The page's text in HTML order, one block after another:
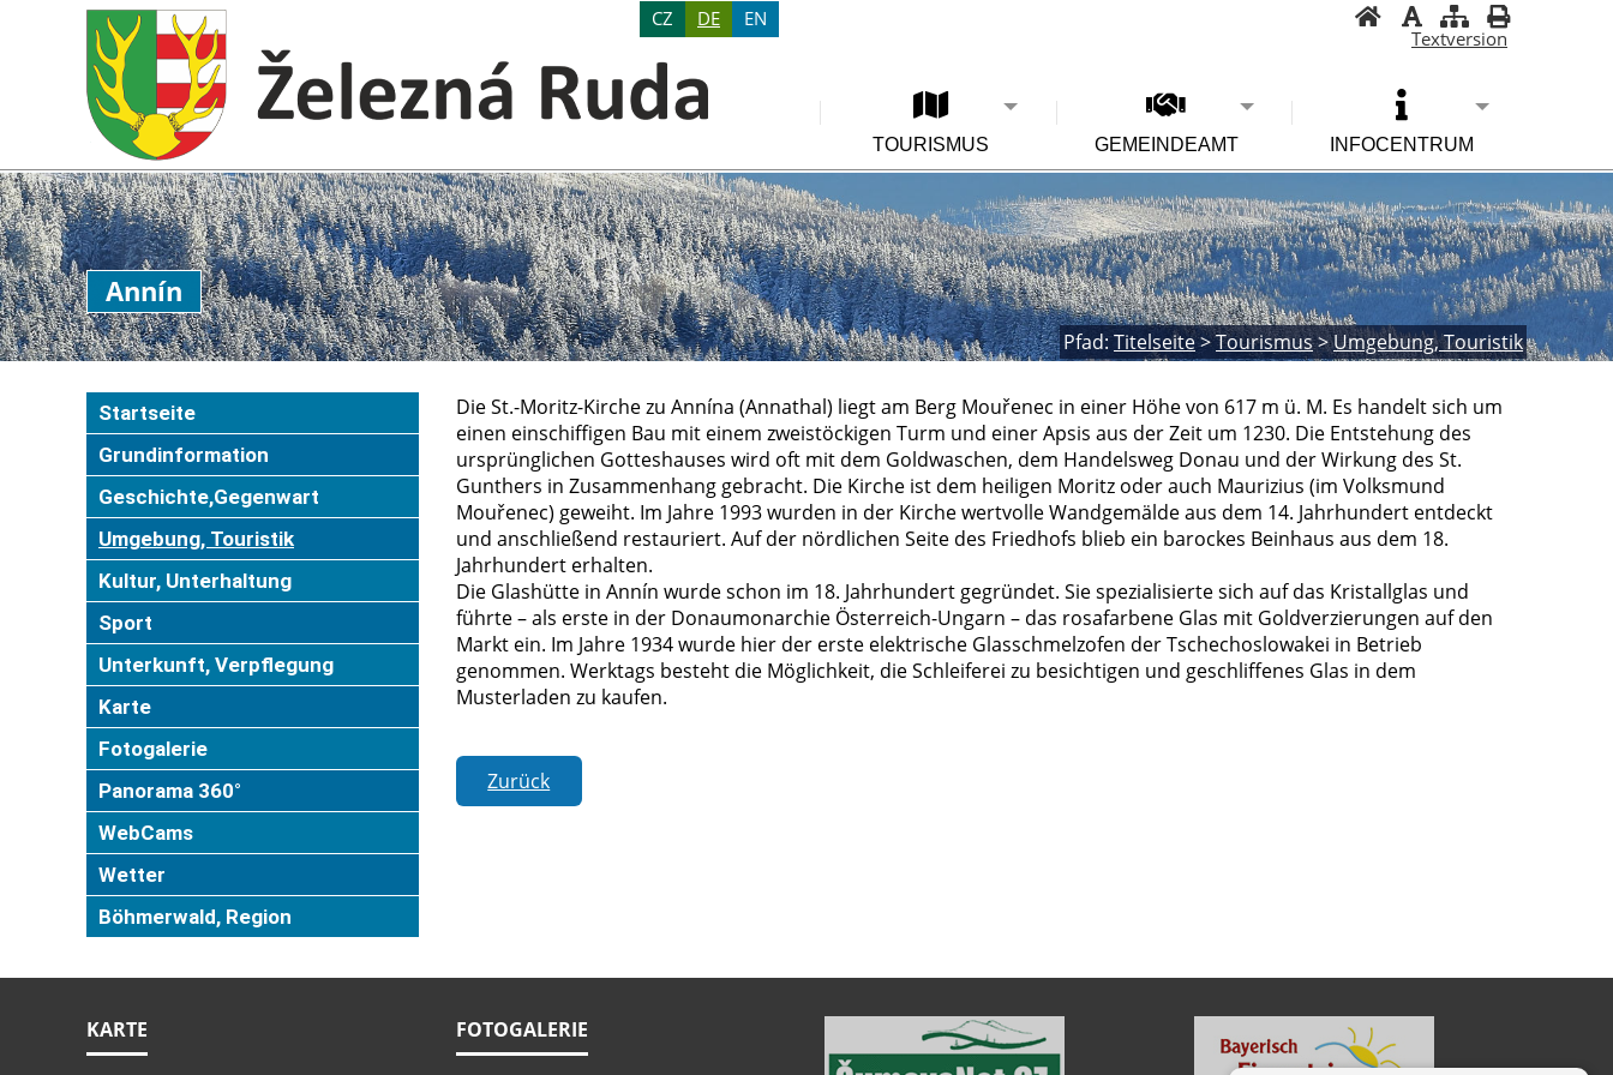
CZ DE EN
Textversion
TOURISMUS GEMEINDEAMT INFOCENTRUM
Annín
Pfad: Titelseite>Tourismus>Umgebung, Touristik
Startseite
Grundinformation
Geschichte,Gegenwart
Umgebung, Touristik
Kultur, Unterhaltung
Sport
Unterkunft, Verpflegung
Karte
Fotogalerie
Panorama 360°
WebCams
Wetter
Böhmerwald, Region
Die St.-Moritz-Kirche zu Annína (Annathal) liegt am Berg Mouřenec in einer Höhe von 617 m ü. M. Es handelt sich um
einen einschiffigen Bau mit einem zweistöckigen Turm und einer Apsis aus der Zeit um 1230. Die Entstehung des
ursprünglichen Gotteshauses wird oft mit dem Goldwaschen, dem Handelsweg Donau und der Wirkung des St.
Gunthers in Zusammenhang gebracht. Die Kirche ist dem heiligen Moritz oder auch Maurizius (im Volksmund
Mouřenec) geweiht. Im Jahre 1993 wurden in der Kirche wertvolle Wandgemälde aus dem 14. Jahrhundert entdeckt
und anschließend restauriert. Auf der nördlichen Seite des Friedhofs blieb ein barockes Beinhaus aus dem 18.
Jahrhundert erhalten.
Die Glashütte in Annín wurde schon im 18. Jahrhundert gegründet. Sie spezialisierte sich auf das Kristallglas und
führte – als erste in der Donaumonarchie Österreich-Ungarn – das rosafarbene Glas mit Goldverzierungen auf den
Markt ein. Im Jahre 1934 wurde hier der erste elektrische Glasschmelzofen der Tschechoslowakei in Betrieb
genommen. Werktags besteht die Möglichkeit, die Schleiferei zu besichtigen und geschliffenes Glas in dem
Musterladen zu kaufen.
Zurück
KARTE FOTOGALERIE